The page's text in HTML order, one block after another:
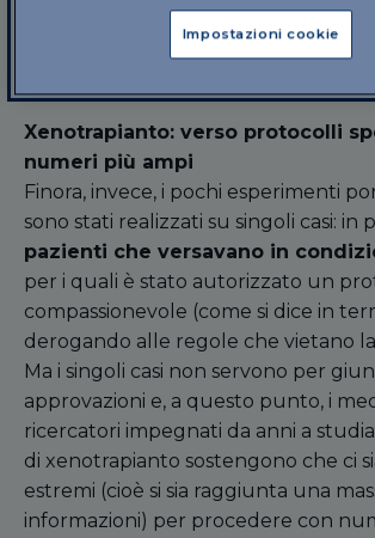
l’efficacia e l’assenza di rischi troppo
sperimentazione clinica su
Xenotrapianto: verso protocolli
numeri più ampi
Finora, invece, i pochi esperimenti
sono stati realizzati su singoli casi: in
pazienti che versavano in
per i quali è stato autorizzato un
compassionevole (come si dice in
derogando alle regole che vietano
Ma i singoli casi non servono per
approvazioni e, a questo punto, i
ricercatori impegnati da anni a
di xenotrapianto sostengono che ci
estremi (cioè si sia raggiunta una
informazioni) per procedere con
Impostazioni cookie